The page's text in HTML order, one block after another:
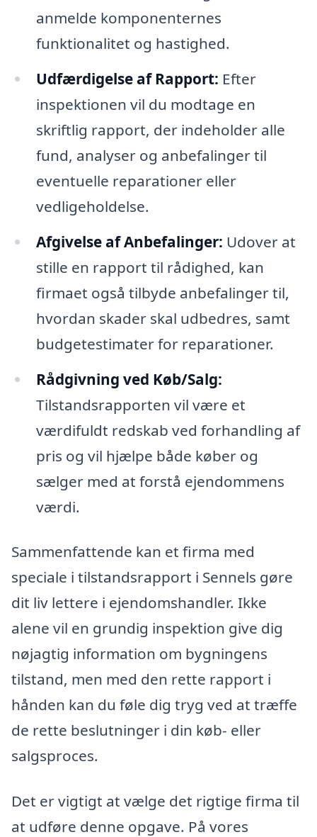
anmelde komponenternes
funktionalitet og hastighed.
Udfærdigelse af Rapport: Efter
inspektionen vil du modtage en
skriftlig rapport, der indeholder alle
fund, analyser og anbefalinger til
eventuelle reparationer eller
vedligeholdelse.
Afgivelse af Anbefalinger: Udover at
stille en rapport til rådighed, kan
firmaet også tilbyde anbefalinger til,
hvordan skader skal udbedres, samt
budgetestimater for reparationer.
Rådgivning ved Køb/Salg:
Tilstandsrapporten vil være et
værdifuldt redskab ved forhandling af
pris og vil hjælpe både køber og
sælger med at forstå ejendommens
værdi.
Sammenfattende kan et firma med
speciale i tilstandsrapport i Sennels gøre
dit liv lettere i ejendomshandler. Ikke
alene vil en grundig inspektion give dig
nøjagtig information om bygningens
tilstand, men med den rette rapport i
hånden kan du føle dig tryg ved at træffe
de rette beslutninger i din køb- eller
salgsproces.
Det er vigtigt at vælge det rigtige firma til
at udføre denne opgave. På vores